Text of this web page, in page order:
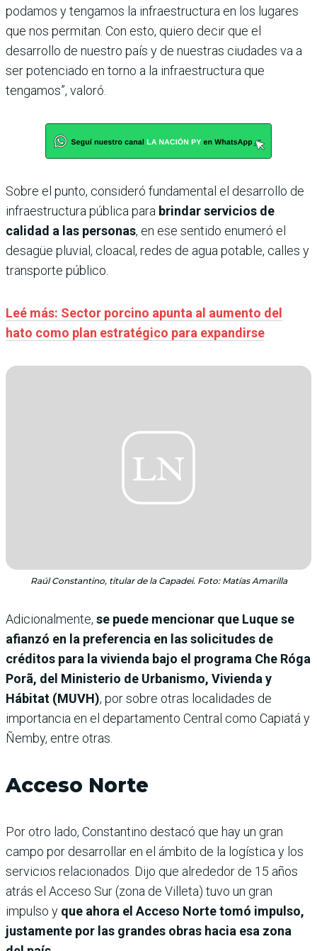
podamos y tengamos la infraestructura en los lugares
que nos permitan. Con esto, quiero decir que el
desarrollo de nuestro país y de nuestras ciudades va a
ser potenciado en torno a la infraestructura que
tengamos”, valoró.
Sobre el punto, consideró fundamental el desarrollo de
infraestructura pública para brindar servicios de
calidad a las personas, en ese sentido enumeró el
desagüe pluvial, cloacal, redes de agua potable, calles y
transporte público.
Leé más: Sector porcino apunta al aumento del
hato como plan estratégico para expandirse
Raúl Constantino, titular de la Capadei. Foto: Matías Amarilla
Adicionalmente, se puede mencionar que Luque se
afianzó en la preferencia en las solicitudes de
créditos para la vivienda bajo el programa Che Róga
Porã, del Ministerio de Urbanismo, Vivienda y
Hábitat (MUVH), por sobre otras localidades de
importancia en el departamento Central como Capiatá y
Ñemby, entre otras.
Acceso Norte
Por otro lado, Constantino destacó que hay un gran
campo por desarrollar en el ámbito de la logística y los
servicios relacionados. Dijo que alrededor de 15 años
atrás el Acceso Sur (zona de Villeta) tuvo un gran
impulso y que ahora el Acceso Norte tomó impulso,
justamente por las grandes obras hacia esa zona